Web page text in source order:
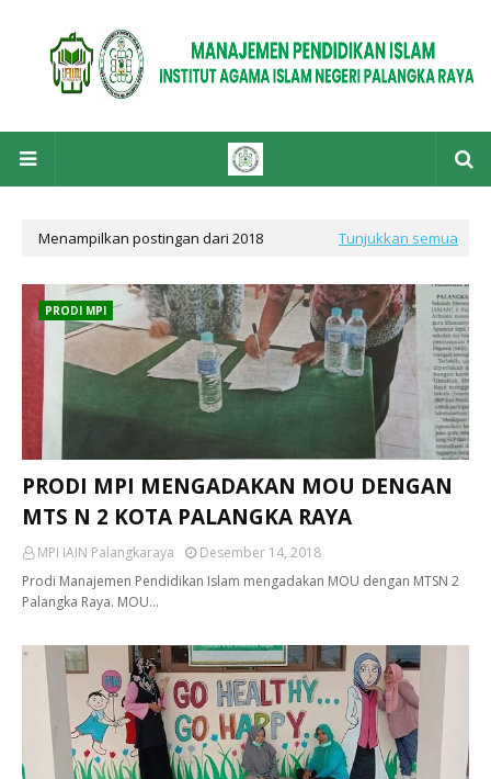
Menampilkan postingan dari 2018 Tunjukkan semua
PRODI MPI
PRODI MPI MENGADAKAN MOU DENGAN
MTS N 2 KOTA PALANGKA RAYA
MPI IAIN Palangkaraya
Desember 14, 2018
Prodi Manajemen Pendidikan Islam mengadakan MOU dengan MTSN 2
Palangka Raya. MOU…